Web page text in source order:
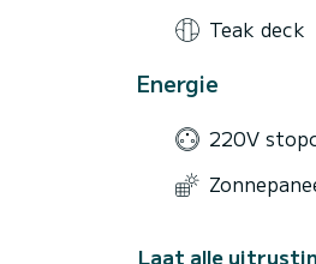
Teak deck
Energie
220V
Laat alle